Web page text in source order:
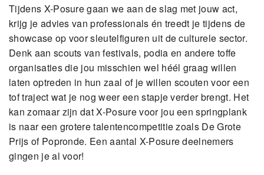
Tijdens X-Posure gaan we aan de slag met jouw act,
krijg je advies van professionals én treedt je tijdens de
showcase op voor sleutelfiguren uit de culturele sector.
Denk aan scouts van festivals, podia en andere toffe
organisaties die jou misschien wel héél graag willen
laten optreden in hun zaal of je willen scouten voor een
tof traject wat je nog weer een stapje verder brengt. Het
kan zomaar zijn dat X-Posure voor jou een springplank
is naar een grotere talentencompetitie zoals De Grote
Prijs of Popronde. Een aantal X-Posure deelnemers
gingen je al voor!